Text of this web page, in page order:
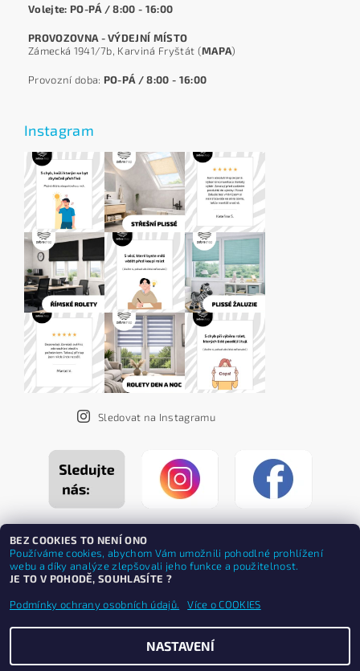
Volejte: PO-PÁ / 8:00 - 16:00
PROVOZOVNA - VÝDEJNÍ MÍSTO
Zámecká 1941/7b, Karviná Fryštát (MAPA)
Provozní doba: PO-PÁ / 8:00 - 16:00
Instagram
Sledovat na Instagramu
2026 ©ZEBRASHOP®, všechna práva vyhrazenaUpravit nastavení cookies
BEZ COOKIES TO NENÍ ONO
Používáme cookies, abychom Vám umožnili pohodlné prohlížení
webu a díky analýze zlepšovali jeho funkce a použitelnost.
JE TO V POHODĚ, SOUHLASÍTE ?
Podmínky ochrany osobních údajů.
Více o COOKIES
NASTAVENÍ